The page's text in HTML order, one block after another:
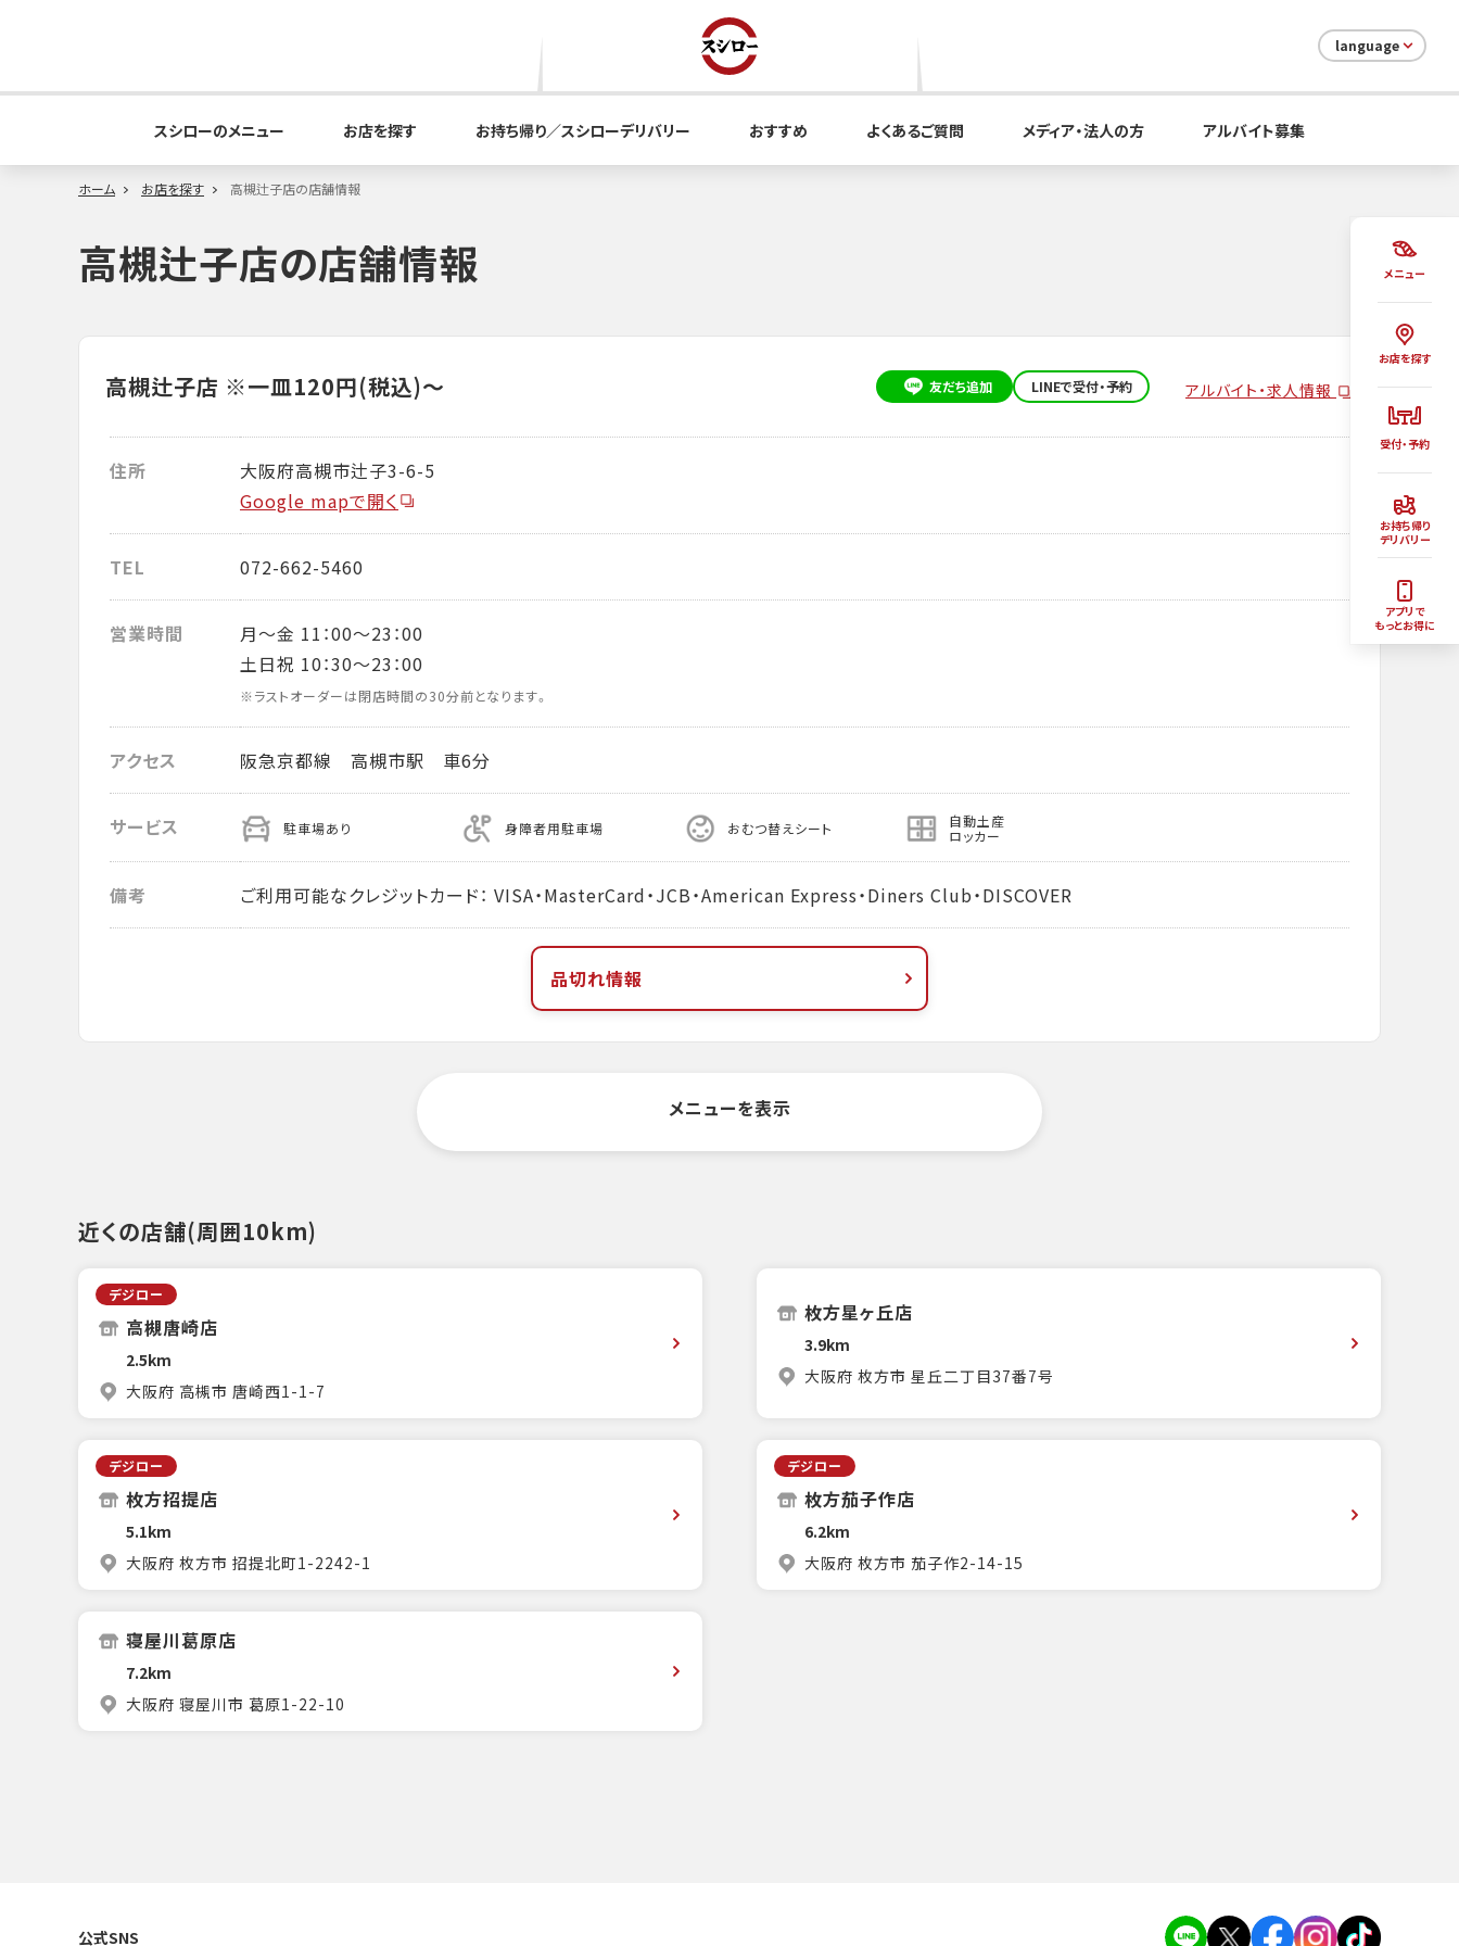
メニュー
お店を探す
受付・予約
お持ち帰り
デリバリー
アプリで
もっとお得に
language
スシローのメニュー お店を探す お持ち帰り／スシローデリバリー おすすめ よくあるご質問 メディア・法人の方 アルバイト募集
ホーム お店を探す 高槻辻子店の店舗情報
高槻辻子店の店舗情報
高槻辻子店 ※一皿120円(税込)～ 友だち追加 LINEで受付・予約 アルバイト・求人情報
住所
大阪府高槻市辻子3-6-5
Google mapで開く
TEL 072-662-5460
営業時間
月～金 11：00～23：00
土日祝 10：30～23：00
※ラストオーダーは閉店時間の30分前となります。
アクセス 阪急京都線 高槻市駅 車6分
サービス 駐車場あり 身障者用駐車場 おむつ替えシート 自動土産
ロッカー
備考 ご利用可能なクレジットカード： VISA・MasterCard・JCB・American Express・Diners Club・DISCOVER
品切れ情報
メニューを表示
近くの店舗(周囲10km)
デジロー
高槻唐崎店
2.5km
大阪府 高槻市 唐崎西1-1-7
枚方星ヶ丘店
3.9km
大阪府 枚方市 星丘二丁目37番7号
デジロー
枚方招提店
5.1km
大阪府 枚方市 招提北町1-2242-1
デジロー
枚方茄子作店
6.2km
大阪府 枚方市 茄子作2-14-15
寝屋川葛原店
7.2km
大阪府 寝屋川市 葛原1-22-10
公式SNS